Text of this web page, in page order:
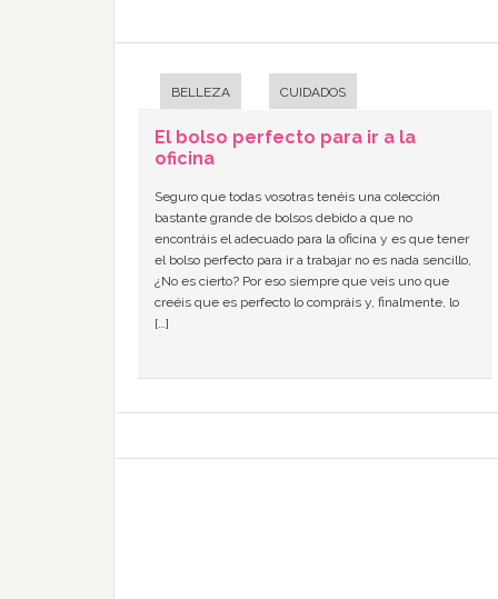
BELLEZA CUIDADOS
El bolso perfecto para ir a la
oficina
Seguro que todas vosotras tenéis una colección
bastante grande de bolsos debido a que no
encontráis el adecuado para la oficina y es que tener
el bolso perfecto para ir a trabajar no es nada sencillo,
¿No es cierto? Por eso siempre que veis uno que
creéis que es perfecto lo compráis y, finalmente, lo
[…]